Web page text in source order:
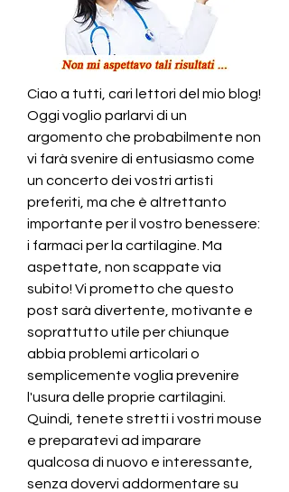
Ciao a tutti, cari lettori del mio blog!
Oggi voglio parlarvi di un
argomento che probabilmente non
vi farà svenire di entusiasmo come
un concerto dei vostri artisti
preferiti, ma che è altrettanto
importante per il vostro benessere:
i farmaci per la cartilagine. Ma
aspettate, non scappate via
subito! Vi prometto che questo
post sarà divertente, motivante e
soprattutto utile per chiunque
abbia problemi articolari o
semplicemente voglia prevenire
l'usura delle proprie cartilagini.
Quindi, tenete stretti i vostri mouse
e preparatevi ad imparare
qualcosa di nuovo e interessante,
senza dovervi addormentare su